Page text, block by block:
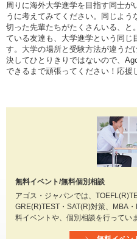
周りに海外大学進学を目指す同士
うに考えてみてください。同じよう
切った先輩たちがたくさんいる、と
ている友達も、大学進学という同
す。大学の場所と受験方法が違うだ
決してひとりきりではないので、
できるまで頑張ってください！応援
無料イベント/無料個別相談
アゴス・ジャパンでは、
GRE(R)TEST・SAT(R)対策、MBA
料イベントや、個別相談を行ってい